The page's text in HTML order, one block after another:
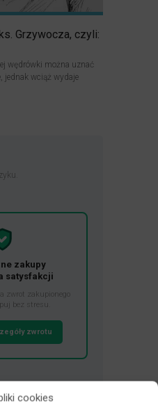
cookies
Grzywocza, czyli:
wędrówki można uznać
jednak wciąż wydaje
zakupy
satysfakcji
zwrot zakupionego
bez stresu.
zwrotu